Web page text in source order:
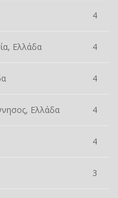
4
Ελλάδα 4
4
Ελλάδα 4
4
3